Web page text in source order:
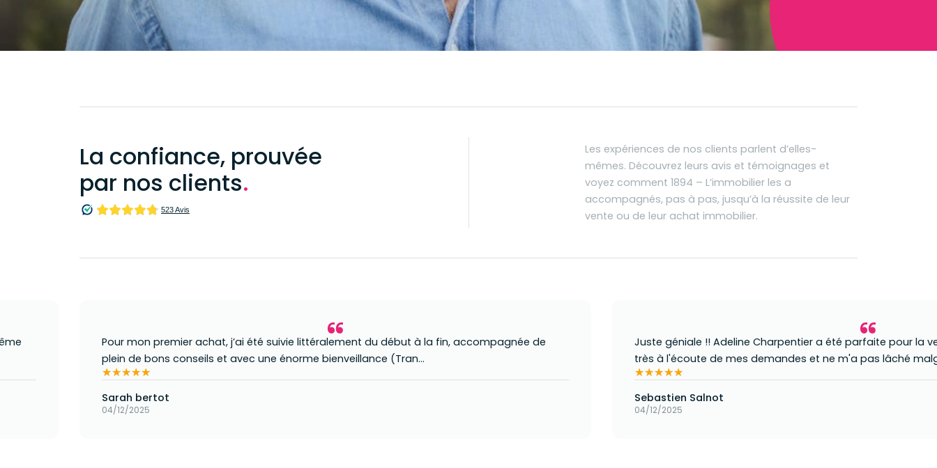
La confiance, prouvée
par nos clients.
Les expériences de nos clients parlent d’elles-
mêmes. Découvrez leurs avis et témoignages et
voyez comment 1894 – L’immobilier les a
accompagnés, pas à pas, jusqu’à la réussite de leur
vente ou de leur achat immobilier.
Pour mon premier achat, j’ai été suivie littéralement du début à la fin, accompagnée de
plein de bons conseils et avec une énorme bienveillance (Tran...
★★★★★
★★★★★
Sarah bertot
04/12/2025
Juste géniale !! Adeline Charpentier a été parfaite pour la
très à l'écoute de mes demandes et ne m'a pas lâché
★★★★★
★★★★★
Sebastien Salnot
04/12/2025